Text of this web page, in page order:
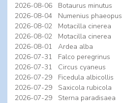
2026-08-06
Botaurus minutus
2026-08-04
Numenius phaeopus
2026-08-02
Motacilla cinerea
2026-08-02
Motacilla cinerea
2026-08-01
Ardea alba
2026-07-31
Falco peregrinus
2026-07-31
Circus cyaneus
2026-07-29
Ficedula albicollis
2026-07-29
Saxicola rubicola
2026-07-29
Sterna paradisaea